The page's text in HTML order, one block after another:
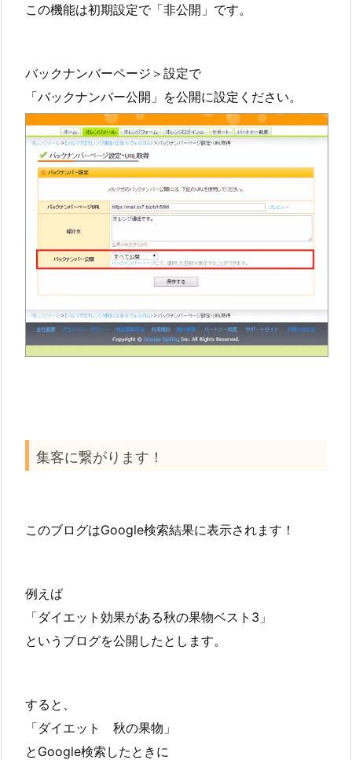
この機能は初期設定で「非公開」です。
バックナンバーページ＞設定で
「バックナンバー公開」を公開に設定ください。
集客に繋がります！
このブログはGoogle検索結果に表示されます！
例えば
「ダイエット効果がある秋の果物ベスト3」
というブログを公開したとします。
すると、
「ダイエット 秋の果物」
とGoogle検索したときに